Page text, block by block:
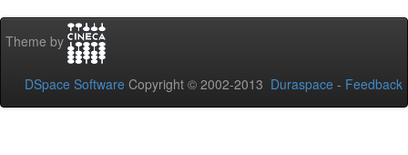
Theme by
DSpace Software Copyright © 2002-2013 Duraspace - Feedback